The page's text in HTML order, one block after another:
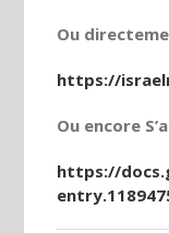
Ou
https://
Ou encore
https://